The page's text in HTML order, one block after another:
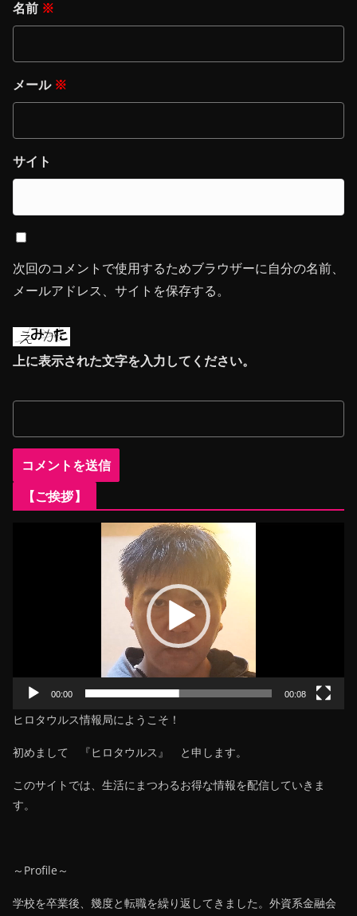
名前 ※
メール ※
サイト
次回のコメントで使用するためブラウザーに自分の名前、
メールアドレス、サイトを保存する。
上に表示された文字を入力してください。
【ご挨拶】
00:00 00:08
ヒロタウルス情報局にようこそ！
初めまして 『ヒロタウルス』 と申します。
このサイトでは、生活にまつわるお得な情報を配信していきま
す。
～Profile～
学校を卒業後、幾度と転職を繰り返してきました。外資系金融会